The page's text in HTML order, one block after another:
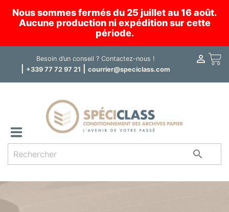
Nous sommes fermés du 25 juillet au 16 août.
Aucune production ni expédition sur cette
période.
Besoin d’un conseil ? Contactez-nous !
+339 77 72 97 21 courrier@speciclass.com
 Panier
